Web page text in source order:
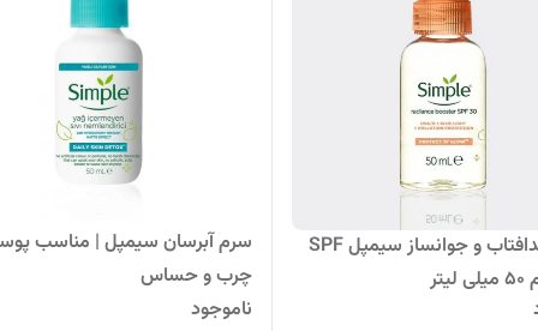
سرم ضدافتاب و جوانساز سیمپل SPF
سرم آبرسان سیمپل | مناسب
چرب و حساس
ناموجود